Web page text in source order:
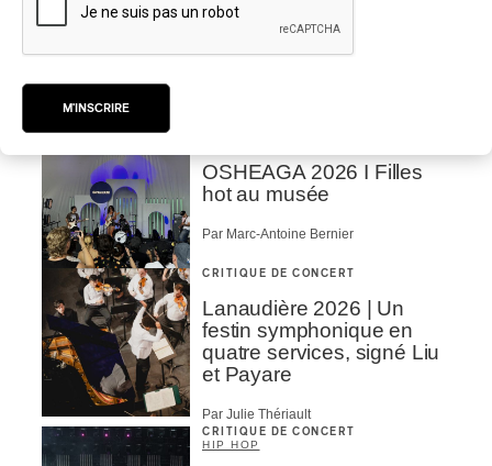
OSHEAGA 2026 I
OSHEAGA 2026 I Filles
hot au musée
Par Marc-Antoine Bernier
CRITIQUE DE CONCERT
Lanaudière 2026 | Un
festin symphonique en
quatre services, signé Liu
et Payare
Par Julie Thériault
CRITIQUE DE CONCERT
HIP HOP
M'INSCRIRE